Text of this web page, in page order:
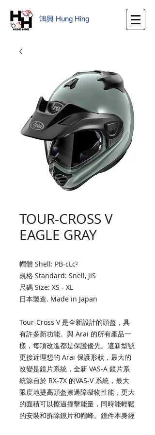
鴻興 Hung Hing
TOUR-CROSS V
EAGLE GRAY
帽體 Shell: PB-cLc²
規格 Standard: Snell, JIS
尺碼 Size: XS - XL
日本製造. Made in Japan
Tour-Cross V 是全新設計的頭盔，具
有許多新功能。與 Arai 的所有產品一
樣，每項改進都是保護優先。這新型號
更接近理想的 Arai 保護形狀，最大的
改變是鏡片系統，全新 VAS-A 鏡片系
統源自於 RX-7X 的VAS-V 系統，最大
限度地提高頭盔擦過障礙物性能，更大
的面積可以擦過撞擊能量，同時能輕鬆
的安裝和拆除鏡片和帽峰。鏡件本身經